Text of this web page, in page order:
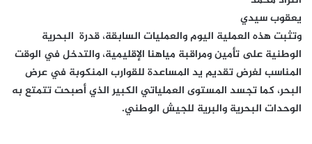
يعقوب سيدي
وتثبت هذه العملية اليوم والعمليات السابقة، قدرة البحرية
الوطنية على تأمين ومراقبة مياهنا الإقليمية، والتدخل في الوقت
المناسب لغرض تقديم يد المساعدة للقوارب المنكوبة في عرض
البحر، كما تجسد المستوى العملياتي الكبير الذي أصبحت تتمتع به
الوحدات البحرية والبرية للجيش الوطني.